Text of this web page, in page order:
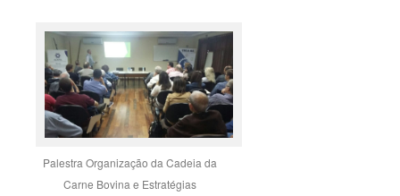
Palestra Organização da Cadeia da
Carne Bovina e Estratégias